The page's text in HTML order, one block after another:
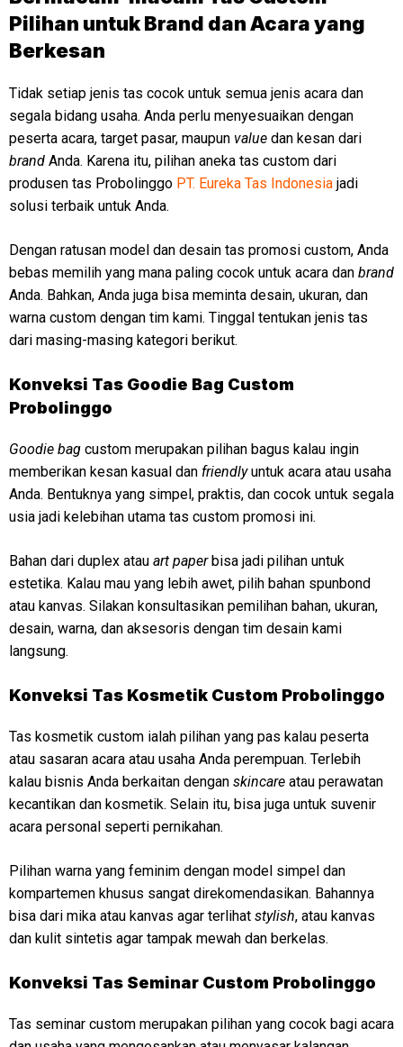
Pilihan untuk Brand dan Acara yang
Berkesan
Tidak setiap jenis tas cocok untuk semua jenis acara dan
segala bidang usaha. Anda perlu menyesuaikan dengan
peserta acara, target pasar, maupun value dan kesan dari
brand Anda. Karena itu, pilihan aneka tas custom dari
produsen tas Probolinggo PT. Eureka Tas Indonesia jadi
solusi terbaik untuk Anda.
Dengan ratusan model dan desain tas promosi custom, Anda
bebas memilih yang mana paling cocok untuk acara dan brand
Anda. Bahkan, Anda juga bisa meminta desain, ukuran, dan
warna custom dengan tim kami. Tinggal tentukan jenis tas
dari masing-masing kategori berikut.
Konveksi Tas Goodie Bag Custom
Probolinggo
Goodie bag custom merupakan pilihan bagus kalau ingin
memberikan kesan kasual dan friendlyuntuk acara atau usaha
Anda. Bentuknya yang simpel, praktis, dan cocok untuk segala
usia jadi kelebihan utama tas custom promosi ini.
Bahan dari duplex atau art paperbisa jadi pilihan untuk
estetika. Kalau mau yang lebih awet, pilih bahan spunbond
atau kanvas. Silakan konsultasikan pemilihan bahan, ukuran,
desain, warna, dan aksesoris dengan tim desain kami
langsung.
Konveksi Tas Kosmetik Custom Probolinggo
Tas kosmetik custom ialah pilihan yang pas kalau peserta
atau sasaran acara atau usaha Anda perempuan. Terlebih
kalau bisnis Anda berkaitan dengan skincare atau perawatan
kecantikan dan kosmetik. Selain itu, bisa juga untuk suvenir
acara personal seperti pernikahan.
Pilihan warna yang feminim dengan model simpel dan
kompartemen khusus sangat direkomendasikan. Bahannya
bisa dari mika atau kanvas agar terlihat stylish, atau kanvas
dan kulit sintetis agar tampak mewah dan berkelas.
Konveksi Tas Seminar Custom Probolinggo
Tas seminar custom merupakan pilihan yang cocok bagi acara